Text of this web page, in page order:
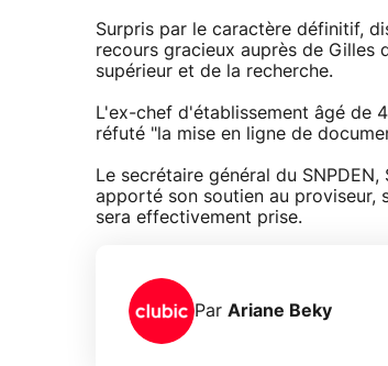
Surpris par le caractère définitif,
recours gracieux auprès de Gilles
supérieur et de la recherche.
L'ex-chef d'établissement âgé de
réfuté "la mise en ligne de
Le secrétaire général du
apporté son soutien au proviseur,
sera effectivement prise.
Par Ariane Beky